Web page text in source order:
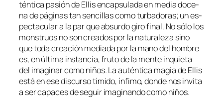
tén­ti­ca pa­sión de Ellis en­cap­su­la­da en me­dia do­ce­
na de pá­gi­nas tan sen­ci­llas co­mo tur­ba­do­ras; un es­
pec­ta­cu­lar a la par que ab­sur­do gi­ro fi­nal. No só­lo los
mons­truos no son crea­dos por la na­tu­ra­le­za sino
que to­da crea­ción me­dia­da por la mano del hom­bre
es, en úl­ti­ma ins­tan­cia, fru­to de la men­te in­quie­ta
del ima­gi­nar co­mo ni­ños. La au­tén­ti­ca ma­gia de Ellis
es­tá en ese dis­cur­so tí­mi­do, ín­fi­mo, don­de nos in­vi­ta
a ser ca­pa­ces de se­guir ima­gi­nan­do co­mo niños.